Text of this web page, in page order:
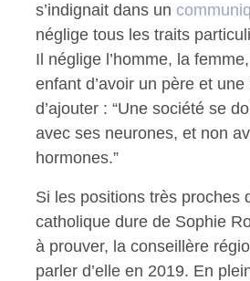
s’indignait dans un
néglige tous les traits
Il néglige l’homme, la
enfant d’avoir un père et une
d’ajouter : “Une société se
avec ses neurones, et non
hormones.”
Si les positions très proches
catholique dure de Sophie
à prouver, la conseillère
parler d’elle en 2019. En